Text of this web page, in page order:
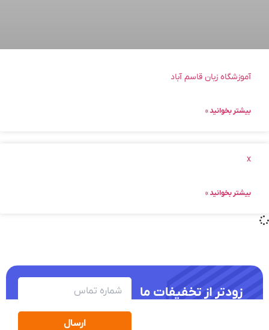
آموزشگاه زبان قاسم آباد
بیشتر بخوانید »
x
بیشتر بخوانید »
زودتر از تخفیفات ما
ارسال